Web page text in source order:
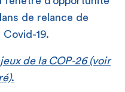
de relance de
Covid-19.
de la COP-26 (voir
.